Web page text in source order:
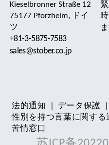
Kieselbronner Straße 12
75177 Pforzheim, ドイ
ツ
+81-3-5875-7583
sales@stober.co.jp
法的通知 データ保護
性別を持つ言葉に関する
苦情窓口